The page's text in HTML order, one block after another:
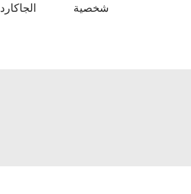
شخصية
الجاكارد